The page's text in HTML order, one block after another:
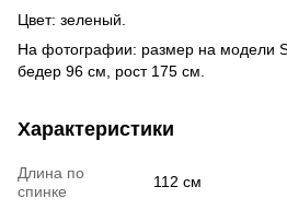
Цвет: зеленый.
На фотографии: размер на модели
бедер 96 см, рост 175 см.
Характеристики
Длина по
спинке
112 см